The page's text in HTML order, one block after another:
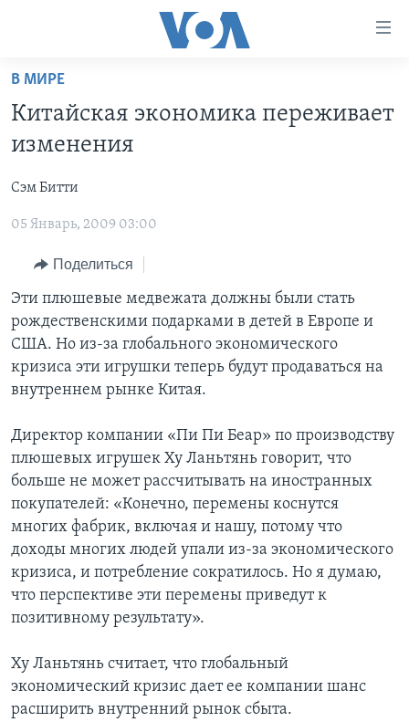
Перейти
основной
контент
навигации
Перейти
поиск
НОВОСТИ ЗА МИНУТУ
ИТОГИ
ПОЧЕМУ ЭТО ВАЖНО?
ДИСКУССИЯ VOA
ДЕТАЛИ
НЬЮ-ЙОРК NEW YORK
АМЕРИКА. БОЛЬШОЕ ПУТЕШЕСТВИЕ
УЧИМ АНГЛИЙСКИЙ
НАША АМЕРИКАНСКАЯ ИСТОРИЯ
А КАК В АМЕРИКЕ?
АРТЕФАКТЫ
АМЕРИКАНСКИЕ ГОРОДКИ
ТЕСТЫ
ЭКСПЕРТИЗА
ИНТЕРВЬЮ
ФАКТЫ ПРОТИВ ФЕЙКОВ
ЗА СВОБОДУ ПРЕССЫ
УЧИМ АНГЛИЙСКИЙ
ВИДЕО
ПОДПИСКА НА НОВОСТИ
Learning English
СОЦИАЛЬНЫЕ СЕТИ
Языки
В МИРЕ
Китайская экономика переживает
изменения
Сэм Битти
05 Январь, 2009 03:00
Поделиться
Эти плюшевые медвежата должны были стать
рождественскими подарками в детей в Европе и
США. Но из-за глобального экономического
кризиса эти игрушки теперь будут продаваться на
внутреннем рынке Китая.
Директор компании «Пи Пи Беар» по производству
плюшевых игрушек Ху Ланьтянь говорит, что
больше не может рассчитывать на иностранных
покупателей: «Конечно, перемены коснутся
многих фабрик, включая и нашу, потому что
доходы многих людей упали из-за экономического
кризиса, и потребление сократилось. Но я думаю,
что перспективе эти перемены приведут к
позитивному результату».
Ху Ланьтянь считает, что глобальный
экономический кризис дает ее компании шанс
расширить внутренний рынок сбыта.